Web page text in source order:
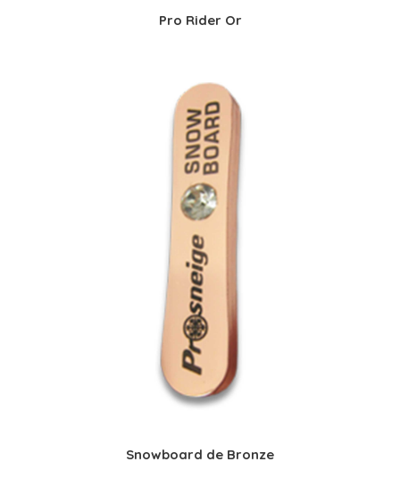
Pro Rider Or
Snowboard de Bronze